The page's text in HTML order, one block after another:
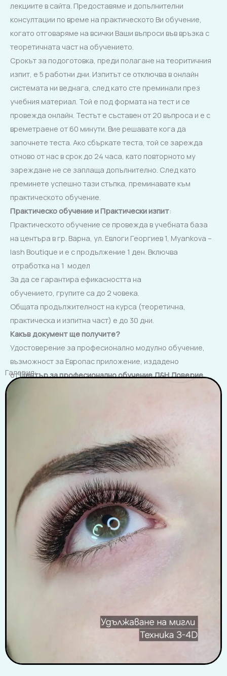
лекциите в сайта. Предоставяме и допълнителни
консултации по време на практическото Ви обучение,
когато отговаряме на всички Ваши въпроси във връзка с
теоретичната част на обучението.
Срокът за подоготовка, преди полагане на теоритичния
изпит, е 5 работни дни. Изпитът се отключва в онлайн
системата ни веднага, след като сте преминали през
учебния материал. Той е под формата на тест и се
провежда онлайн. Тестът е съставен от 20 въпроса и е с
времетраене от 60 минути. Вие решавате кога да
започнете теста. Ако сбъркате теста, той се зарежда
отново от нас в срок до 24 часа, като повторното му
зареждане не се заплаща допълнително. След като
преминете успешно тази стъпка, преминавате към
практическото обучение.
Практическо обучениеиПрактически изпит:
Практическото обучение се провежда в учебната база
на центъра в гр. Варна, ул. Евлоги Георгиев 1, Myankova –
lash Boutique и е с продължение 1 ден. Включва
отработка на 1 модел
За да се гарантира ефикасността на
обучението, групите са до 2 човека.
Общата продължителност на курса (теоретична,
практическа и изпитна част) е до 30 дни.
Какъв документ ще получите?
Удостоверение за професионално модулно обучение,
възможност за Европас приложение, издадено
отЦентър за професионално обучение Д&Н Доверие
Галерия: